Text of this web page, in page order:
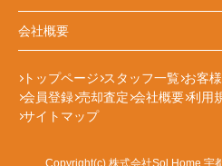
会社概要
トップページ スタッフ一覧 お客
会員登録 売却査定 会社概要 利用
サイトマップ
Copyright(c) 株式会社Sol Home 宇